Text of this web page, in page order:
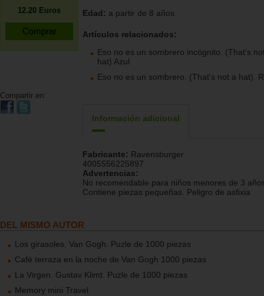
12.20 Euros
Compartir en:
Edad: a partir de 8 años
Artículos relacionados:
Eso no es un sombrero incógnito. (That's
hat) Azul
Eso no es un sombrero. (That's not a hat).
Información adicional
Fabricante: Ravensburger
4005556225897
Advertencias:
No recomendable para niños menores de 3
Contiene piezas pequeñas. Peligro de asfixia
DEL MISMO AUTOR
Los girasoles. Van Gogh. Puzle de 1000 piezas
Café terraza en la noche de Van Gogh 1000 piezas
La Virgen. Gustav Klimt. Puzle de 1000 piezas
Memory mini Travel